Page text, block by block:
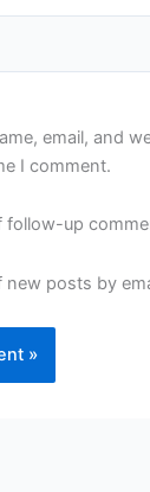
email, and
I comment.
follow-up
new posts by